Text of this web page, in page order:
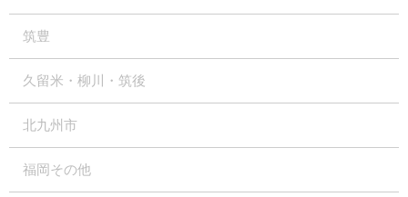
筑豊
久留米・柳川・筑後
北九州市
福岡その他